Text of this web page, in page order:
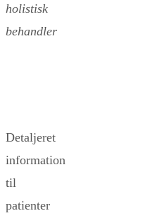
holistisk
behandler
Detaljeret
information
til
patienter